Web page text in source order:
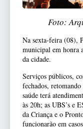
Foto:
Na sexta-feira (08),
municipal em honra
da cidade.
Serviços públicos,
fechados,
saúde terá
às 20h; as UBS’s e
da Criança e o
funcionarão em